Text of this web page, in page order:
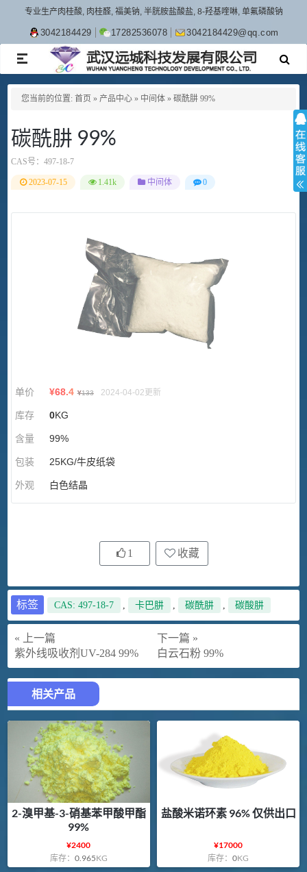
专业生产肉桂酸, 肉桂醛, 福美钠, 半胱胺盐酸盐, 8-羟基喹啉, 单氟磷酸钠
3042184429 17282536078 3042184429@qq.com
TOGGLE
NAVIGATION
您当前的位置: 首页 » 产品中心 » 中间体 » 碳酰肼 99%
碳酰肼 99%
CAS号： 497-18-7
2023-07-15 1.41k 中间体 0
单价 ¥68.4 ¥133 2024-04-02更新
库存 0KG
含量 99%
包装 25KG/牛皮纸袋
外观 白色结晶
1 收藏
标签 CAS: 497-18-7 , 卡巴肼 , 碳酰肼 , 碳酸肼
« 上一篇
紫外线吸收剂UV-284 99%
下一篇 »
白云石粉 99%
相关产品
2-溴甲基-3-硝基苯甲酸甲酯
99%
¥2400
库存： 0.965KG
盐酸米诺环素 96% 仅供出口
¥17000
库存：0KG